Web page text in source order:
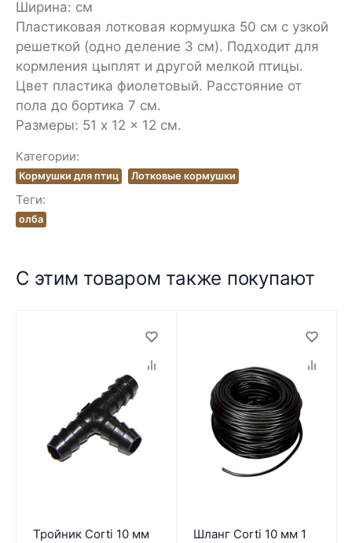
Ширина: см
Пластиковая лотковая кормушка 50 см с узкой
решеткой (одно деление 3 см). Подходит для
кормления цыплят и другой мелкой птицы.
Цвет пластика фиолетовый. Расстояние от
пола до бортика 7 см.
Размеры: 51 x 12 x 12 см.
Категории:
Кормушки для птиц Лотковые кормушки
Теги:
олба
С этим товаром также покупают
Тройник Corti 10 мм
Шланг Corti 10 мм 1